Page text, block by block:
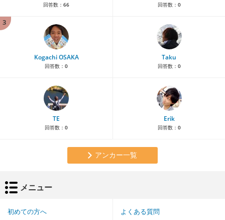
回答数： 66 回答数： 0
3
Kogachi OSAKA
回答数： 0
Taku
回答数： 0
TE
回答数： 0
Erik
回答数： 0
アンカー一覧
メニュー
初めての方へ よくある質問